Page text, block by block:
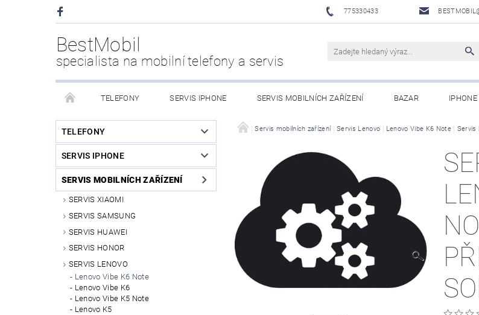
775330433
BestMobil
specialista na mobilní telefony a servis
TELEFONY SERVIS IPHONE SERVIS MOBILNÍCH ZAŘÍZENÍ BAZAR
CHYTRÉ HODINKY POWER BANK PŘÍSLUŠENSTVÍ XIAOMI MI ECOSYSTEM
KDO JSME
TELEFONY
SERVIS IPHONE
SERVIS MOBILNÍCH ZAŘÍZENÍ
SERVIS XIAOMI
SERVIS SAMSUNG
SERVIS HUAWEI
SERVIS HONOR
SERVIS LENOVO
Lenovo Vibe K6 Note
Lenovo Vibe K6
Lenovo Vibe K5 Note
Lenovo K5
Servis mobilních zařízení Servis Lenovo Lenovo Vibe K6 Note Servis